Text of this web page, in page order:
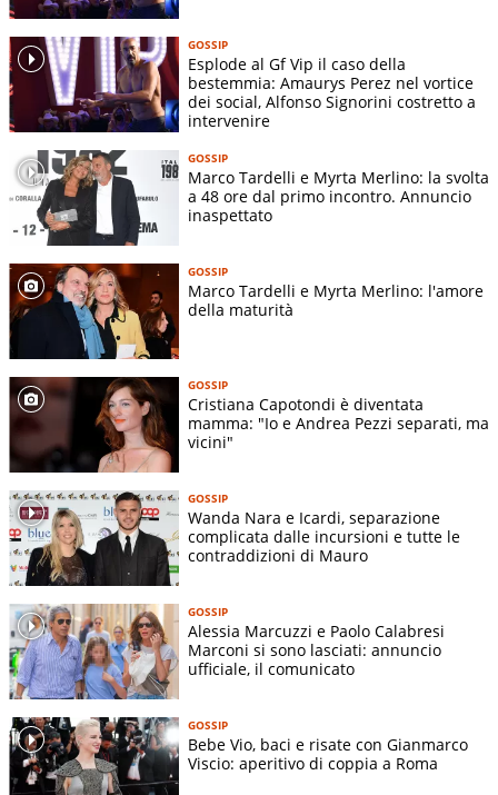
GOSSIP
Esplode al Gf Vip il caso della
bestemmia: Amaurys Perez nel vortice
dei social, Alfonso Signorini costretto a
intervenire
GOSSIP
Marco Tardelli e Myrta Merlino: la svolta
a 48 ore dal primo incontro. Annuncio
inaspettato
GOSSIP
Marco Tardelli e Myrta Merlino: l'amore
della maturità
GOSSIP
Cristiana Capotondi è diventata
mamma: "Io e Andrea Pezzi separati, ma
vicini"
GOSSIP
Wanda Nara e Icardi, separazione
complicata dalle incursioni e tutte le
contraddizioni di Mauro
GOSSIP
Alessia Marcuzzi e Paolo Calabresi
Marconi si sono lasciati: annuncio
ufficiale, il comunicato
GOSSIP
Bebe Vio, baci e risate con Gianmarco
Viscio: aperitivo di coppia a Roma